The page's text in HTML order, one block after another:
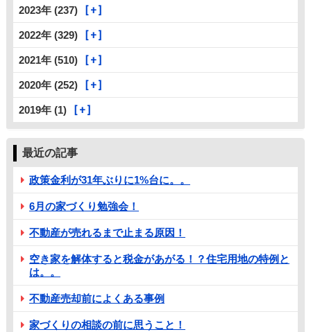
2023年 (237)
2022年 (329)
2021年 (510)
2020年 (252)
2019年 (1)
最近の記事
政策金利が31年ぶりに1%台に。。
6月の家づくり勉強会！
不動産が売れるまで止まる原因！
空き家を解体すると税金があがる！？住宅用地の特例と
は。。
不動産売却前によくある事例
家づくりの相談の前に思うこと！